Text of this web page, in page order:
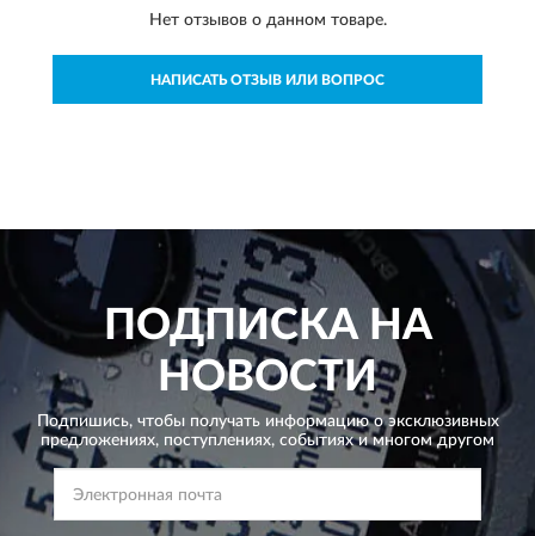
Нет отзывов о данном товаре.
НАПИСАТЬ ОТЗЫВ ИЛИ ВОПРОС
ПОДПИСКА НА
НОВОСТИ
Подпишись, чтобы получать информацию о эксклюзивных
предложениях, поступлениях, событиях и многом другом